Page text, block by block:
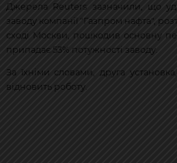
Джерела Reuters зазначили, що
заводу компанії "Газпром нафта",
сході Москви, пошкодив основну
припадає 53% потужності заводу.
За їхніми словами, друга
відновить роботу.